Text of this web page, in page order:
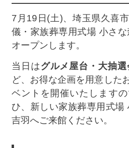
7月19日(土)、埼玉県久喜
儀・家族葬専用式場 小さ
オープンします。
当日はグルメ屋台・大抽
ど、お得な企画を用意した
ベントを開催いたします
ひ、新しい家族葬専用式場
吉羽へご来館ください。